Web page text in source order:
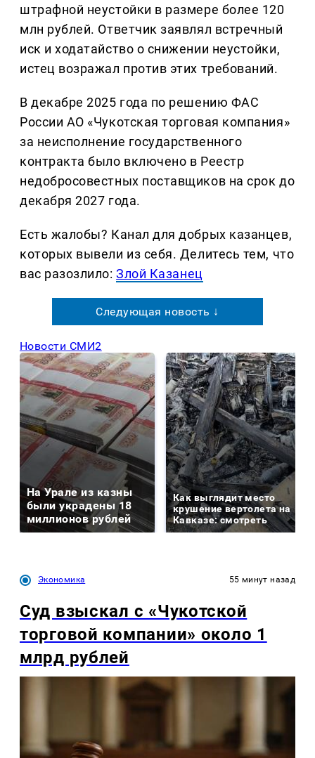
штрафной неустойки в размере более 120
млн рублей. Ответчик заявлял встречный
иск и ходатайство о снижении неустойки,
истец возражал против этих требований.
В декабре 2025 года по решению ФАС
России АО «Чукотская торговая компания»
за неисполнение государственного
контракта было включено в Реестр
недобросовестных поставщиков на срок до
декабря 2027 года.
Есть жалобы? Канал для добрых казанцев,
которых вывели из себя. Делитеcь тем, что
вас разозлило:Злой Казанец
Следующая новость ↓
Новости СМИ2
На Урале из казны
были украдены 18
миллионов рублей
Как выглядит место
крушение вертолета на
Кавказе: смотреть
Экономика 55 минут назад
Суд взыскал с «Чукотской
торговой компании» около 1
млрд рублей